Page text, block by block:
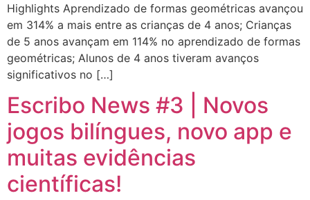
Highlights Aprendizado de formas geométricas avançou
em 314% a mais entre as crianças de 4 anos; Crianças
de 5 anos avançam em 114% no aprendizado de formas
geométricas; Alunos de 4 anos tiveram avanços
significativos no […]
Escribo News #3 | Novos
jogos bilíngues, novo app e
muitas evidências
científicas!